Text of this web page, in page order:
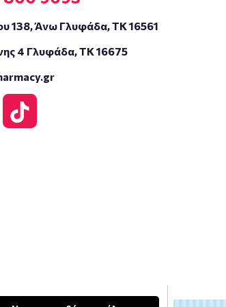
138, Άνω Γλυφάδα, ΤΚ 16561
4 Γλυφάδα, ΤΚ 16675